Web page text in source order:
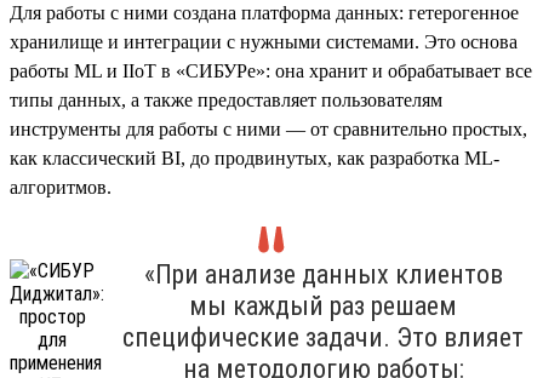
Для работы с ними создана платформа данных: гетерогенное
хранилище и интеграции с нужными системами. Это основа
работы ML и IIoT в «СИБУРе»: она хранит и обрабатывает все
типы данных, а также предоставляет пользователям
инструменты для работы с ними — от сравнительно простых,
как классический BI, до продвинутых, как разработка ML-
алгоритмов.
«При анализе данных клиентов
мы каждый раз решаем
специфические задачи. Это влияет
на методологию работы: